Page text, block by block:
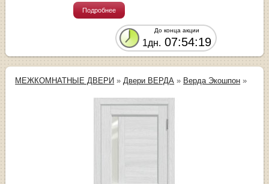
Подробнее
До конца акции
1дн. 07:54:19
МЕЖКОМНАТНЫЕ ДВЕРИ » Двери ВЕРДА » Верда Экошпон »